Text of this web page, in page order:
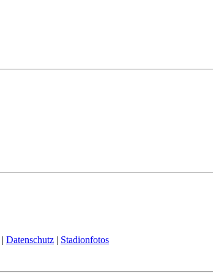
| Datenschutz | Stadionfotos